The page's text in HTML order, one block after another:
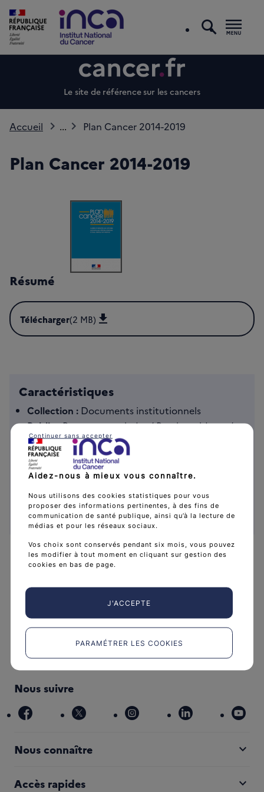
Le site de référence sur les cancers
Accueil ... Plan Cancer 2014-2019
Plan Cancer 2014-2019
Résumé
Télécharger(2 MB)
Télécharger Plan cancer 2014-2019 (PDF - 2 MB)
Caractéristiques
Collection : Documents institutionnels
Public :Personnes malades / Proches aidants /
Professionnels de la recherche / Professionnels
de santé / Tous publics
Date de publication : 4 février 2015
Format :Brochure A4
Langue :Français
L'Institut national du cancer est l’agence d'expertise
sanitaire et scientifique en cancérologie de l’État.
Découvrir l’Institut
arrow_forward
Nous suivre
facebook x instagram linkedin
Nous connaître expand_more
Accès rapides expand_more
Aidez-nous à mieux vous connaître.
Nous utilisons des cookies statistiques pour vous
proposer des informations pertinentes, à des fins de
communication de santé publique, ainsi qu’à la lecture de
médias et pour les réseaux sociaux.
Vos choix sont conservés pendant six mois, vous pouvez
les modifier à tout moment en cliquant sur gestion des
cookies en bas de page.
J'ACCEPTE
PARAMÉTRER LES COOKIES
Continuer sans accepter